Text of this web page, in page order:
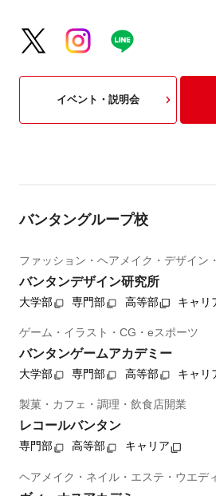
イベント・説明会
バンタングループ校
ファッション・ヘアメイク・デザイン
バンタンデザイン研究所
大学部 専門部 高等部 キャリ
ゲーム・イラスト・CG・eスポーツ
バンタンゲームアカデミー
大学部 専門部 高等部 キャリ
製菓・カフェ・調理・飲食店開業
レコールバンタン
専門部 高等部 キャリア
ヘアメイク・ネイル・エステ・ウエデ